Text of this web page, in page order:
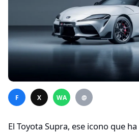
F X WA @
El Toyota Supra, ese icono que